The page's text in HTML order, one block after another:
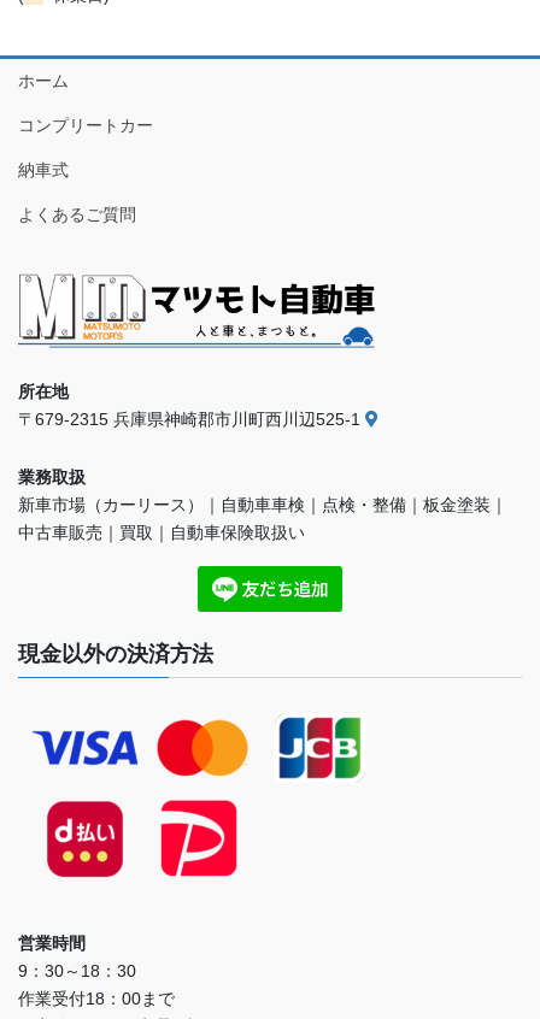
ホーム
コンプリートカー
納車式
よくあるご質問
所在地
〒679-2315 兵庫県神崎郡市川町西川辺525-1
業務取扱
新車市場（カーリース）｜自動車車検｜点検・整備｜板金塗装｜
中古車販売｜買取｜自動車保険取扱い
現金以外の決済方法
営業時間
9：30～18：30
作業受付18：00まで